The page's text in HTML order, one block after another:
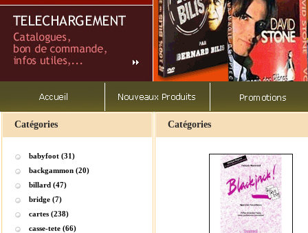
Catégories
babyfoot (31)
backgammon (20)
billard (47)
bridge (7)
cartes (238)
casse-tete (66)
Catégories